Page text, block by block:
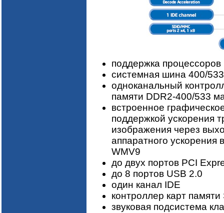
поддержка процессоров
системная шина 400/
одноканальный
памяти DDR2-400/533
встроенное
поддержкой ускорения
изображения через
аппаратного
WMV9
до двух портов PCI
до 8 портов USB 2.0
один канал IDE
контроллер карт памяти
звуковая подсистема